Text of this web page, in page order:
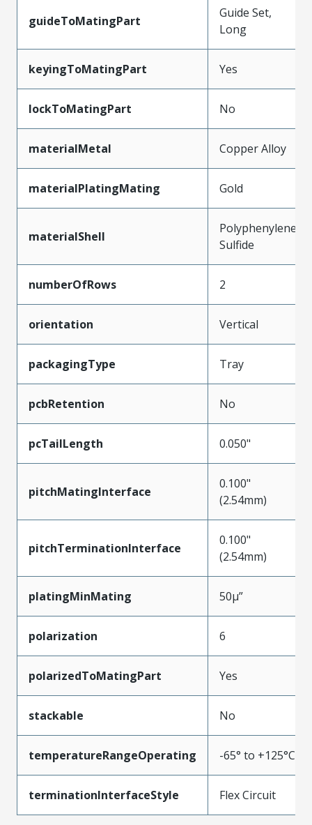
guideToMatingPart
Guide Set,
Long
keyingToMatingPart Yes
lockToMatingPart No
materialMetal Copper Alloy
materialPlatingMating Gold
materialShell
Polyphenylene
Sulfide
numberOfRows 2
orientation Vertical
packagingType Tray
pcbRetention No
pcTailLength 0.050"
pitchMatingInterface
0.100"
(2.54mm)
pitchTerminationInterface
0.100"
(2.54mm)
platingMinMating 50µ”
polarization 6
polarizedToMatingPart Yes
stackable No
temperatureRangeOperating -65° to +125°C
terminationInterfaceStyle Flex Circuit